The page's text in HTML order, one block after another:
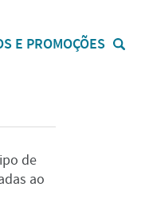
E PROMOÇÕES
de
ao